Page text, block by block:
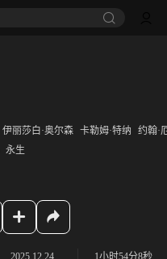
伊丽莎白·奥尔森 卡勒姆·特纳
约翰·
永生
2025.12.24
1小时54分8秒